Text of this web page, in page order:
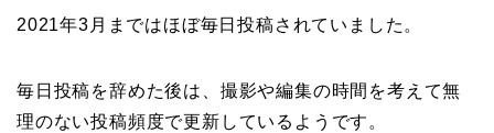
2021年3月まではほぼ毎日投稿されていました。
毎日投稿を辞めた後は、撮影や編集の時間を考えて無
理のない投稿頻度で更新しているようです。